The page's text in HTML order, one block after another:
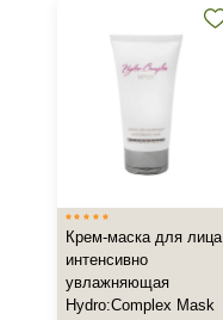
Тип товара
Крем
Бустер
Крем-маска для лица
интенсивно
увлажняющая
Hydro:Complex Mask